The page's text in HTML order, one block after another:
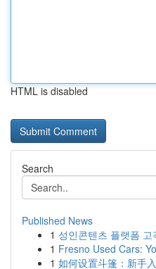
HTML is disabled
Search
Published News
1 성인콘텐츠 플랫폼
1 Fresno Used Cars:
1 如何设置斗篷：新手